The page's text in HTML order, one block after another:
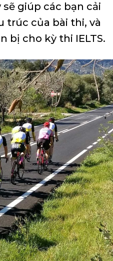
giúp các bạn cải
trúc của bài thi, và
cho kỳ thi IELTS.